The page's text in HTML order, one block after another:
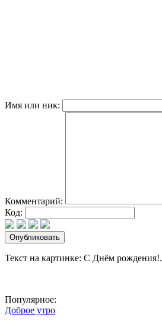
Имя или ник:
Комментарий:
Код:
Текст на картинке: С Днём рождения!.
Популярное:
Доброе утро